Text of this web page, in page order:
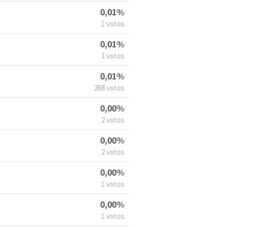
0,01%
1 votos
0,01%
3 votos
0,01%
268 votos
0,00%
2 votos
0,00%
2 votos
0,00%
1 votos
0,00%
1 votos